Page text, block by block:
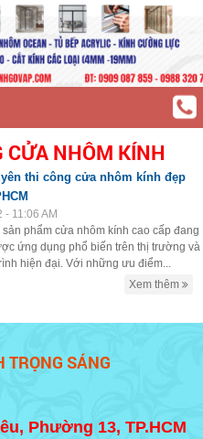
CỬA NHÔM KÍNH
thi công cửa nhôm kính đẹp
- 11:06 AM
sản phẩm cửa nhôm kính cao cấp đang
ứng dụng phổ biến trên thị trường và
hiện đại. Với những ưu điểm...
Xem thêm
TRỌNG SÁNG
Phường 13, TP.HCM